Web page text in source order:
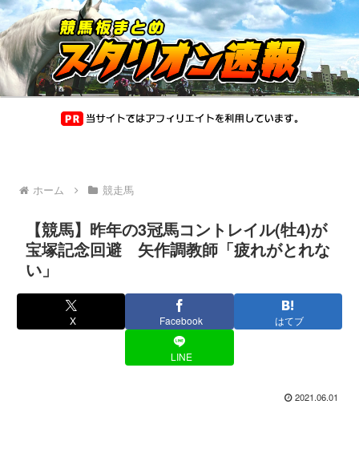
ホーム 競走馬
【競馬】昨年の3冠馬コントレイル(牡4)が
宝塚記念回避 矢作調教師「疲れがとれな
い」
X Facebook はてブ
LINE
2021.06.01